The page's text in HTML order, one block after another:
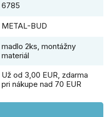
6785
METAL-BUD
madlo 2ks, montážny
materiál
Už od 3,00 EUR, zdarma
pri nákupe nad 70 EUR